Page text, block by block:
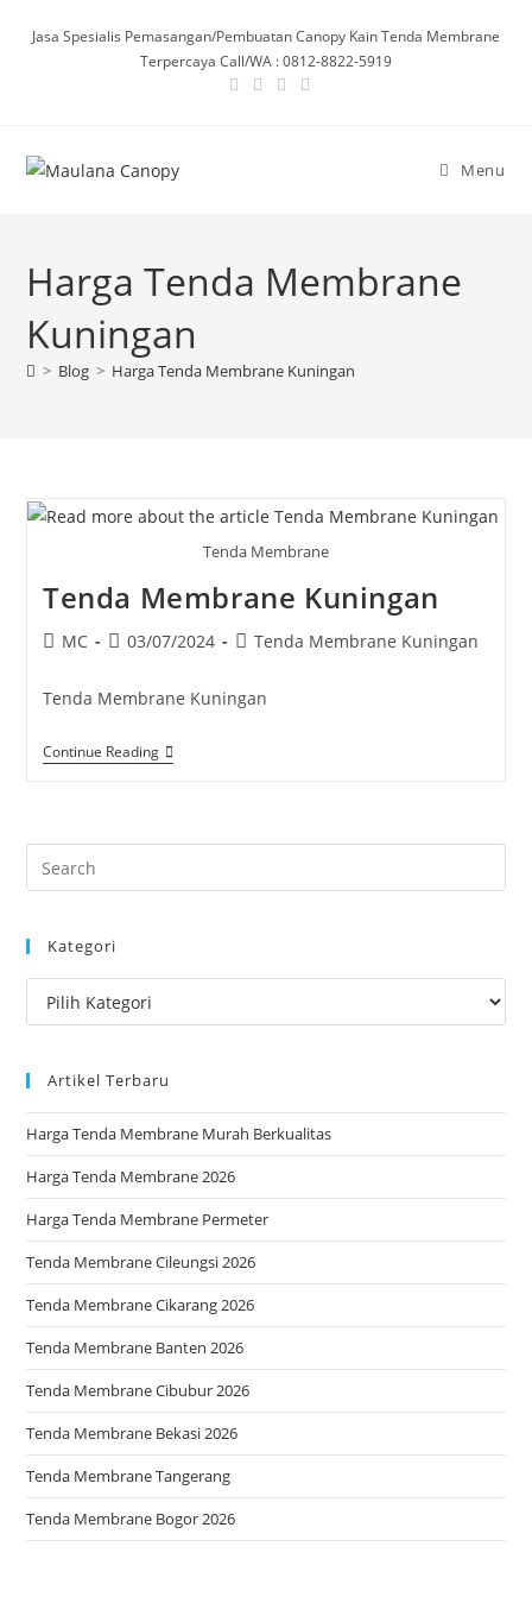
Jasa Spesialis Pemasangan/Pembuatan Canopy Kain Tenda Membrane
Terpercaya Call/WA : 0812-8822-5919
Menu
Harga Tenda Membrane
Kuningan
> Blog > Harga Tenda Membrane Kuningan
Tenda Membrane
Tenda Membrane Kuningan
PostMC
Post03/07/2024
PostTenda Membrane Kuningan
Tenda Membrane Kuningan
Continue ReadingTenda
Membrane
the
Kategori
Kategori
Artikel Terbaru
Harga Tenda Membrane Murah Berkualitas
Harga Tenda Membrane 2026
Harga Tenda Membrane Permeter
Tenda Membrane Cileungsi 2026
Tenda Membrane Cikarang 2026
Tenda Membrane Banten 2026
Tenda Membrane Cibubur 2026
Tenda Membrane Bekasi 2026
Tenda Membrane Tangerang
Tenda Membrane Bogor 2026